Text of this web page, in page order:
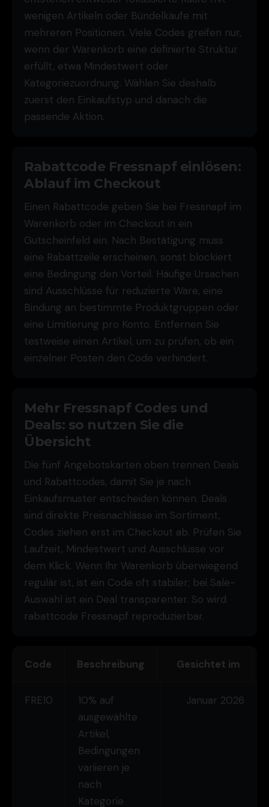
wenigen Artikeln oder Bündelkäufe mit
mehreren Positionen. Viele Codes greifen nur,
wenn der Warenkorb eine definierte Struktur
erfüllt, etwa Mindestwert oder
Kategoriezuordnung. Wählen Sie deshalb
zuerst den Einkaufstyp und danach die
passende Aktion.
Rabattcode Fressnapf einlösen:
Ablauf im Checkout
Einen Rabattcode geben Sie bei Fressnapf im
Warenkorb oder im Checkout in ein
Gutscheinfeld ein. Nach Bestätigung muss
eine Rabattzeile erscheinen, sonst blockiert
eine Bedingung den Vorteil. Häufige Ursachen
sind Ausschlüsse für reduzierte Ware, eine
Bindung an bestimmte Produktgruppen oder
eine Limitierung pro Konto. Entfernen Sie
testweise einen Artikel, um zu prüfen, ob ein
einzelner Posten den Code verhindert.
Mehr Fressnapf Codes und
Deals: so nutzen Sie die
Übersicht
Die fünf Angebotskarten oben trennen Deals
und Rabattcodes, damit Sie je nach
Einkaufsmuster entscheiden können. Deals
sind direkte Preisnachlässe im Sortiment,
Codes ziehen erst im Checkout ab. Prüfen Sie
Laufzeit, Mindestwert und Ausschlüsse vor
dem Klick. Wenn Ihr Warenkorb überwiegend
regulär ist, ist ein Code oft stabiler; bei Sale-
Auswahl ist ein Deal transparenter. So wird
rabattcode Fressnapf reproduzierbar.
Code Beschreibung Gesichtet im
FRE10
10% auf
ausgewählte
Artikel,
Bedingungen
variieren je
nach
Kategorie
Januar 2026